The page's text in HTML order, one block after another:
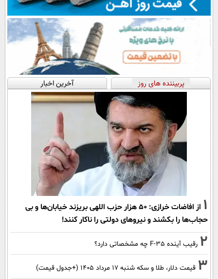
پربیننده های روز آخرین اخبار
1
از افاضات خرازی: ۵۰ هزار حزب اللهی بریزند خیابان‌ها و بی
حجاب‌ها را بکشند و نیرو‌های دولتی را ناکار کنند!
2 رقیب آینده F-35 چه مشخصاتی دارد؟
3 قیمت دلار، طلا و سکه شنبه ۱۷ مرداد ۱۴۰۵ (+جدول قیمت)